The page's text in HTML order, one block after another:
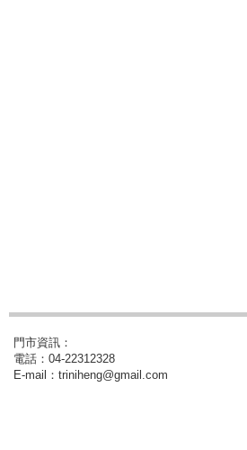
門市資訊：
電話：04-22312328
E-mail：triniheng@gmail.com